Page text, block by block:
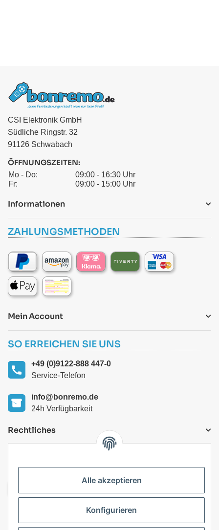
CSI Elektronik GmbH
Südliche Ringstr. 32
91126 Schwabach
ÖFFNUNGSZEITEN:
Mo - Do:
09:00 - 16:30 Uhr
Fr:
09:00 - 15:00 Uhr
Informationen
ZAHLUNGSMETHODEN
Mein Account
SO ERREICHEN SIE UNS
+49 (0)9122-888 447-0
Service-Telefon
info@bonremo.de
24h Verfügbarkeit
Rechtliches
Alle akzeptieren
Konfigurieren